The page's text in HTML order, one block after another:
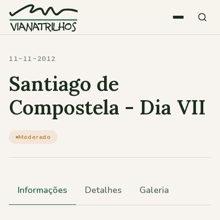
Quem somos
Atividades
Participações
Diversos
11-11-2012
Santiago de
Compostela - Dia VII
Moderado
Informações Detalhes Galeria